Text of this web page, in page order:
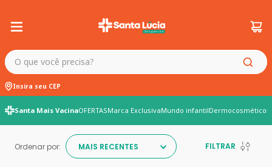
O que você precisa?
Insira seu CEP
Santa Mais VacinaOFERTASMarca ExclusivaMundo infantilDermocosméticos
Ordenar por: MAIS RECENTES FILTRAR